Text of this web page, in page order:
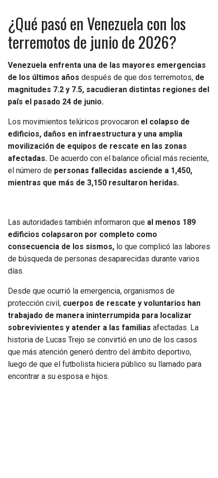
¿Qué pasó en Venezuela con los
terremotos de junio de 2026?
Venezuela enfrenta una de las mayores emergencias
de los últimos años después de que dos terremotos, de
magnitudes 7.2 y 7.5, sacudieran distintas regiones del
país el pasado 24 de junio.
Los movimientos telúricos provocaron el colapso de
edificios, daños en infraestructura y una amplia
movilización de equipos de rescate en las zonas
afectadas. De acuerdo con el balance oficial más reciente,
el número de personas fallecidas asciende a 1,450,
mientras que más de 3,150 resultaron heridas.
Las autoridades también informaron que al menos 189
edificios colapsaron por completo como
consecuencia de los sismos, lo que complicó las labores
de búsqueda de personas desaparecidas durante varios
días.
Desde que ocurrió la emergencia, organismos de
protección civil, cuerpos de rescate y voluntarios han
trabajado de manera ininterrumpida para localizar
sobrevivientes y atender a las familias afectadas. La
historia de Lucas Trejo se convirtió en uno de los casos
que más atención generó dentro del ámbito deportivo,
luego de que el futbolista hiciera público su llamado para
encontrar a su esposa e hijos.